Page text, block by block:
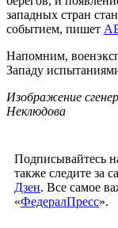
западных стран
событием, пишет
Напомним,
Западу
Изображение
Неклюдова
Подписывайтесь
также следите за
Дзен. Все самое
«ФедералПресс».